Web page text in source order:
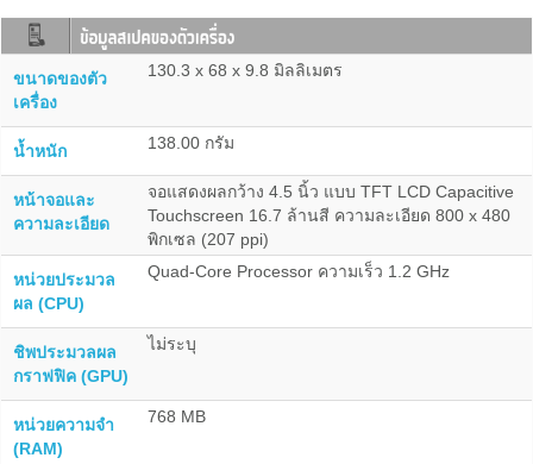
ขนาดของตัว
เครื่อง
130.3 x 68 x 9.8 มิลลิเมตร
น้ำหนัก 138.00 กรัม
หน้าจอและ
ความละเอียด
จอแสดงผลกว้าง 4.5 นิ้ว แบบ TFT LCD Capacitive
Touchscreen 16.7 ล้านสี ความละเอียด 800 x 480
พิกเซล (207 ppi)
หน่วยประมวล
ผล (CPU)
Quad-Core Processor ความเร็ว 1.2 GHz
ชิพประมวลผล
กราฟฟิค (GPU)
ไม่ระบุ
หน่วยความจำ
(RAM)
768 MB